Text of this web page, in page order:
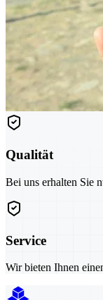
Qualität
Bei uns erhalten Sie
Service
Wir bieten Ihnen